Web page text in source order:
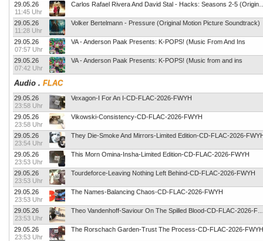
29.05.26
11:45 Uhr
29.05.26
11:28 Uhr
Volker Bertelmann - Pressure (Original Motion Picture Soundtrack)
29.05.26
07:57 Uhr
VA - Anderson Paak Presents: K-POPS! (Music From And Ins
29.05.26
07:42 Uhr
VA - Anderson Paak Presents: K-POPS! (Music from and ins
Audio . FLAC
29.05.26
23:58 Uhr
Vexagon-I For An I-CD-FLAC-2026-FWYH
29.05.26
23:58 Uhr
Vikowski-Consistency-CD-FLAC-2026-FWYH
29.05.26
23:54 Uhr
They Die-Smoke And Mirrors-Limited Edition-CD-FLAC-2026-
29.05.26
23:53 Uhr
This Morn Omina-Insha-Limited Edition-CD-FLAC-2026-FWYH
29.05.26
23:53 Uhr
Tourdeforce-Leaving Nothing Left Behind-CD-FLAC-2026-FWYH
29.05.26
23:53 Uhr
The Names-Balancing Chaos-CD-FLAC-2026-FWYH
29.05.26
23:53 Uhr
29.05.26
23:53 Uhr
The Rorschach Garden-Trust The Process-CD-FLAC-2026-FWYH